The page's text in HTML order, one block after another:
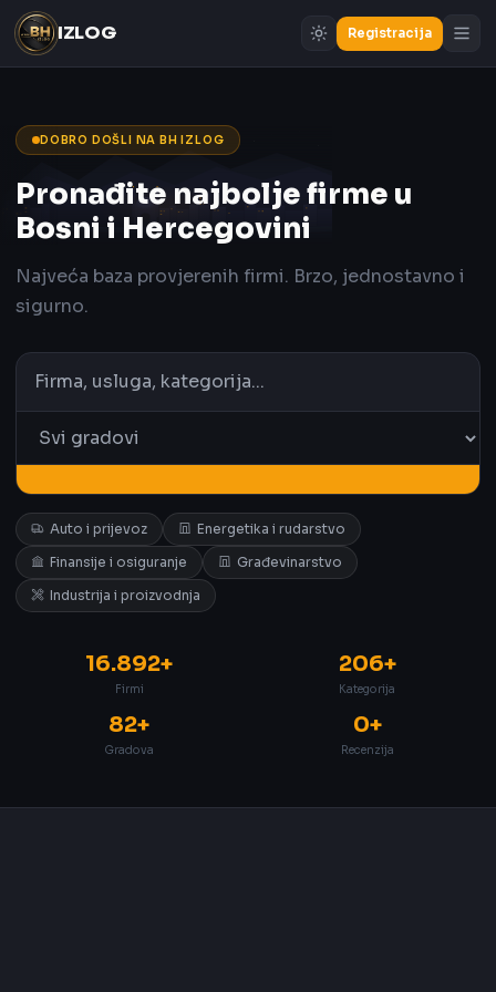
IZLOG Registracija
DOBRO DOŠLI NA BH IZLOG
Pronađite najbolje firme u
Bosni i Hercegovini
Najveća baza provjerenih firmi. Brzo, jednostavno i
sigurno.
Auto i prijevoz
Energetika i rudarstvo
Finansije i osiguranje
Građevinarstvo
Industrija i proizvodnja
16.892+
Firmi
206+
Kategorija
82+
Gradova
0+
Recenzija